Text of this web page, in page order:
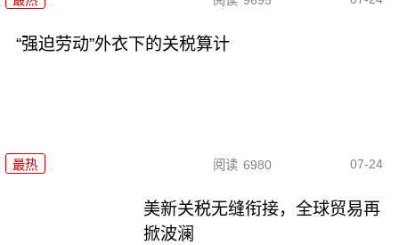
“强迫劳动”外衣下的关税算计
最热 阅读 6980 07-24
美新关税无缝衔接，全球贸易再
掀波澜